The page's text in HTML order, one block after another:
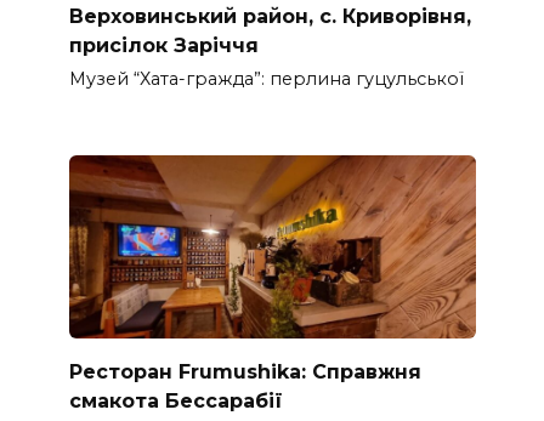
Верховинський район, с. Криворівня,
присілок Заріччя
Музей “Хата-гражда”: перлина гуцульської
Ресторан Frumushika: Справжня
смакота Бессарабії